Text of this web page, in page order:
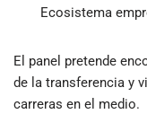
Ecosistema
El panel pretende
de la transferencia y
carreras en el medio.